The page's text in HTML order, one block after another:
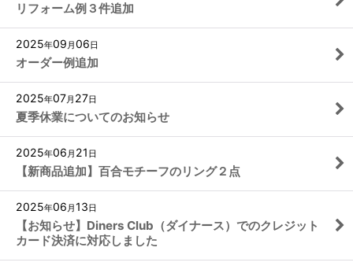
リフォーム例３件追加
2025年09 月06日
オーダー例追加
2025年07月 27日
夏季休業についてのお知らせ
2025年06 月 21 日
【新商品追加】百合モチーフのリング２点
2025年06 月13日
【お知らせ】Diners Club（ダイナース）でのクレジット
カード決済に対応しました